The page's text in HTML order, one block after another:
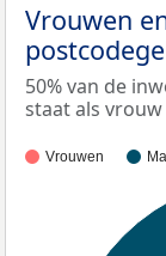
Vrouwen
50% van de
staat als
Vrouwen